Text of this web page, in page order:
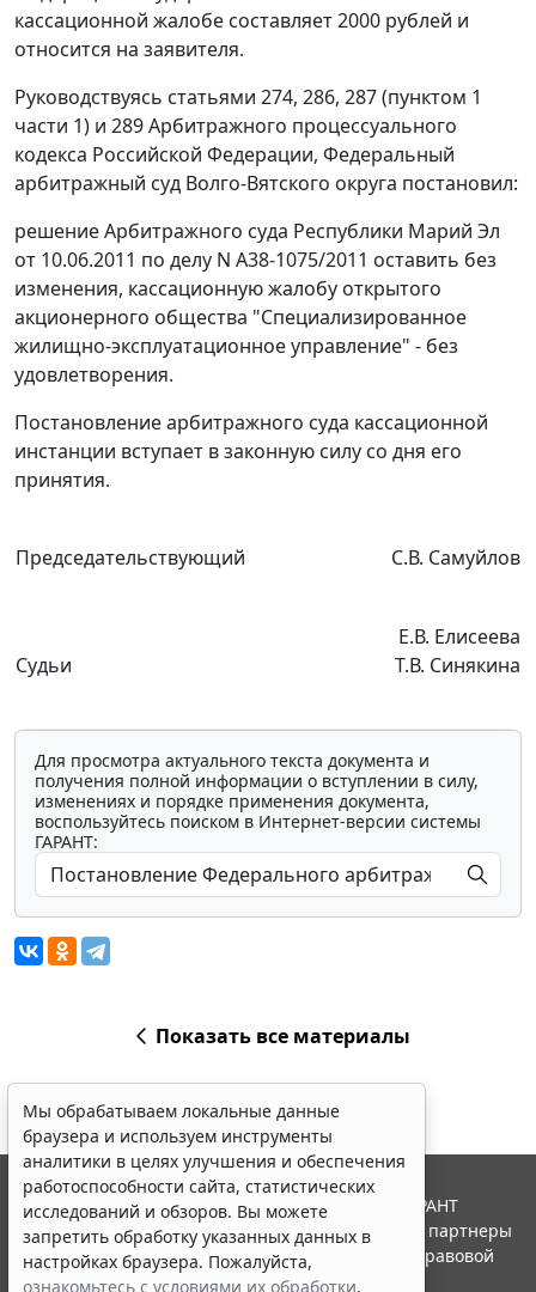
кассационной жалобе составляет 2000 рублей и
относится на заявителя.
Руководствуясь статьями 274, 286, 287 (пунктом 1
части 1) и 289Арбитражного процессуального
кодекса Российской Федерации, Федеральный
арбитражный суд Волго-Вятского округа постановил:
решение Арбитражного суда Республики Марий Эл
от 10.06.2011 по делу N А38-1075/2011 оставить без
изменения, кассационную жалобу открытого
акционерного общества "Специализированное
жилищно-эксплуатационное управление" - без
удовлетворения.
Постановление арбитражного суда кассационной
инстанции вступает в законную силу со дня его
принятия.
Председательствующий С.В. Самуйлов
Судьи
Е.В. Елисеева
Т.В. Синякина
Для просмотра актуального текста документа и
получения полной информации о вступлении в силу,
изменениях и порядке применения документа,
воспользуйтесь поиском в Интернет-версии системы
ГАРАНТ:
Показать все материалы
Мы обрабатываем локальные данные
браузера и используем инструменты
аналитики в целях улучшения и обеспечения
работоспособности сайта, статистических
исследований и обзоров. Вы можете
запретить обработку указанных данных в
настройках браузера. Пожалуйста,
ознакомьтесь с условиями их обработки.
© ООО "НПП "ГАРАНТ-СЕРВИС", 2026. Система ГАРАНТ
выпускается с 1990 года. Компания "Гарант" и ее партнеры
являются участниками Российской ассоциации правовой
информации ГАРАНТ.